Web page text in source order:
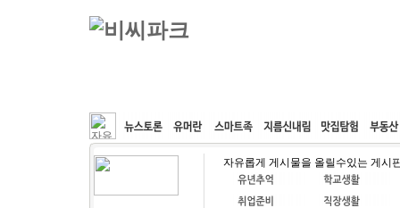
커뮤니티 속도패치 웹호스팅 공동구매
자유롭게 게시물을 올릴수있는 게시